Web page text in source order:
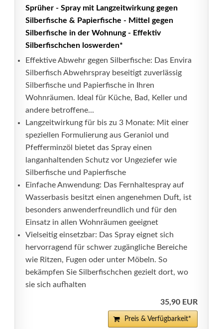
Sprüher - Spray mit Langzeitwirkung gegen
Silberfische & Papierfische - Mittel gegen
Silberfische in der Wohnung - Effektiv
Silberfischchen loswerden*
Effektive Abwehr gegen Silberfische: Das Envira
Silberfisch Abwehrspray beseitigt zuverlässig
Silberfische und Papierfische in Ihren
Wohnräumen. Ideal für Küche, Bad, Keller und
andere betroffene...
Langzeitwirkung für bis zu 3 Monate: Mit einer
speziellen Formulierung aus Geraniol und
Pfefferminzöl bietet das Spray einen
langanhaltenden Schutz vor Ungeziefer wie
Silberfische und Papierfische
Einfache Anwendung: Das Fernhaltespray auf
Wasserbasis besitzt einen angenehmen Duft, ist
besonders anwenderfreundlich und für den
Einsatz in allen Wohnräumen geeignet
Vielseitig einsetzbar: Das Spray eignet sich
hervorragend für schwer zugängliche Bereiche
wie Ritzen, Fugen oder unter Möbeln. So
bekämpfen Sie Silberfischchen gezielt dort, wo
sie sich aufhalten
35,90 EUR
Preis & Verfügbarkeit*